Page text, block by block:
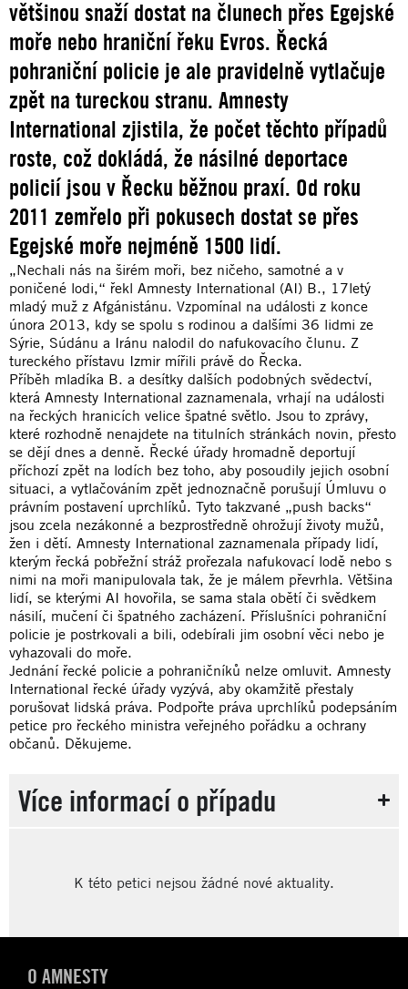
většinou snaží dostat na člunech přes Egejské
moře nebo hraniční řeku Evros. Řecká
pohraniční policie je ale pravidelně vytlačuje
zpět na tureckou stranu. Amnesty
International zjistila, že počet těchto případů
roste, což dokládá, že násilné deportace
policií jsou v Řecku běžnou praxí. Od roku
2011 zemřelo při pokusech dostat se přes
Egejské moře nejméně 1500 lidí.
„Nechali nás na širém moři, bez ničeho, samotné a v
poničené lodi,“ řekl Amnesty International (AI) B., 17letý
mladý muž z Afgánistánu. Vzpomínal na události z konce
února 2013, kdy se spolu s rodinou a dalšími 36 lidmi ze
Sýrie, Súdánu a Iránu nalodil do nafukovacího člunu. Z
tureckého přístavu Izmir mířili právě do Řecka.
Příběh mladíka B. a desítky dalších podobných svědectví,
která Amnesty International zaznamenala, vrhají na události
na řeckých hranicích velice špatné světlo. Jsou to zprávy,
které rozhodně nenajdete na titulních stránkách novin, přesto
se dějí dnes a denně. Řecké úřady hromadně deportují
příchozí zpět na lodích bez toho, aby posoudily jejich osobní
situaci, a vytlačováním zpět jednoznačně porušují Úmluvu o
právním postavení uprchlíků. Tyto takzvané „push backs“
jsou zcela nezákonné a bezprostředně ohrožují životy mužů,
žen i dětí. Amnesty International zaznamenala případy lidí,
kterým řecká pobřežní stráž prořezala nafukovací lodě nebo s
nimi na moři manipulovala tak, že je málem převrhla. Většina
lidí, se kterými AI hovořila, se sama stala obětí či svědkem
násilí, mučení či špatného zacházení. Příslušníci pohraniční
policie je postrkovali a bili, odebírali jim osobní věci nebo je
vyhazovali do moře.
Jednání řecké policie a pohraničníků nelze omluvit. Amnesty
International řecké úřady vyzývá, aby okamžitě přestaly
porušovat lidská práva. Podpořte práva uprchlíků podepsáním
petice pro řeckého ministra veřejného pořádku a ochrany
občanů. Děkujeme.
Více informací o případu
K této petici nejsou žádné nové aktuality.
O AMNESTY